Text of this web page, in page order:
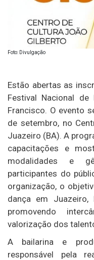
Foto: Divulgação
Estão abertas as
Festival Nacional
Francisco. O evento
de setembro, no
Juazeiro (BA). A
capacitações e
modalidades e
participantes do
organização, o
dança em Juazeiro,
promovendo
valorização dos
A bailarina e
responsável pela